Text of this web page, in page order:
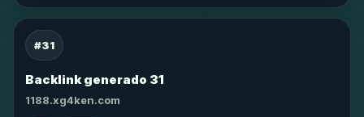
#31
Backlink generado 31
1188.xg4ken.com